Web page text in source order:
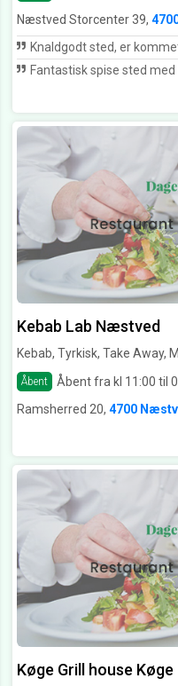
Næstved Storcenter 39,
Knaldgodt sted, er kommet der hver uge gennem
Fantastisk spise sted
Kebab Lab Næstved
Kebab, Tyrkisk, Take Away,
Åbent
Åbent fra kl 11:00 til
Ramsherred 20, 4700
Køge Grill house Køge